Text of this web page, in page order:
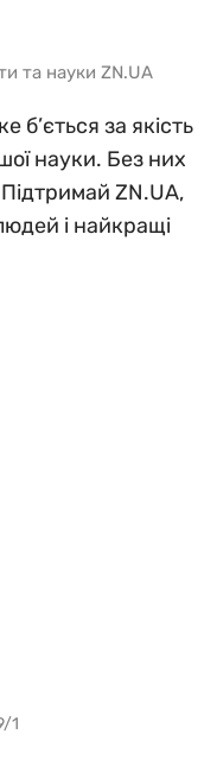
та науки ZN.UA
б’ється за якість
науки. Без них
ZN.UA,
і найкращі
1